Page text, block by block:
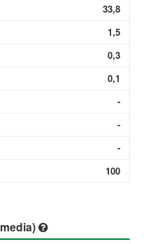
33,8
1,5
0,3
0,1
-
-
-
100